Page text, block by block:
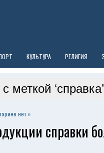
КУЛЬТУРА РЕЛИГИЯ
меткой ‘справка’
нет »
справки